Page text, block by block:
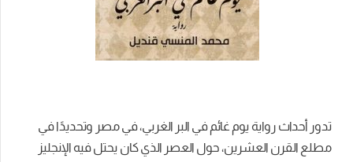
تدور أحداث رواية يوم غائم في البر الغربي، في مصر وتحديدًا في
مطلع القرن العشرين، حول العصر الذي كان يحتل فيه الإنجليز